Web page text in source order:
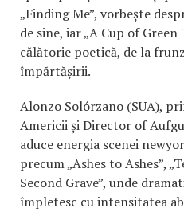
„Finding Me”, vorbește
de sine, iar „A Cup of
călătorie poetică, de la
împărtășirii.
Alonzo Solórzano (SUA),
Americii și Director of
aduce energia scenei
precum „Ashes to Ashes”,
Second Grave”, unde
împletesc cu intensitatea